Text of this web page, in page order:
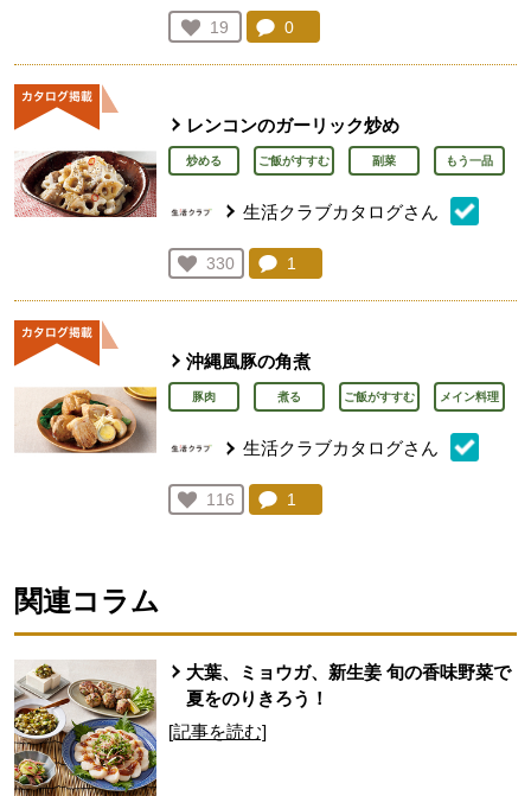
お気に入り登録：
19
人が登録
コメント：
0
レンコンのガーリック炒め
炒める ご飯がすすむ 副菜 もう一品
生活クラブカタログさん
お気に入り登録：
330
人が登録
コメント：
1
沖縄風豚の角煮
豚肉 煮る ご飯がすすむ メイン料理
生活クラブカタログさん
お気に入り登録：
116
人が登録
コメント：
1
関連コラム
大葉、ミョウガ、新生姜 旬の香味野菜で
夏をのりきろう！
[記事を読む]